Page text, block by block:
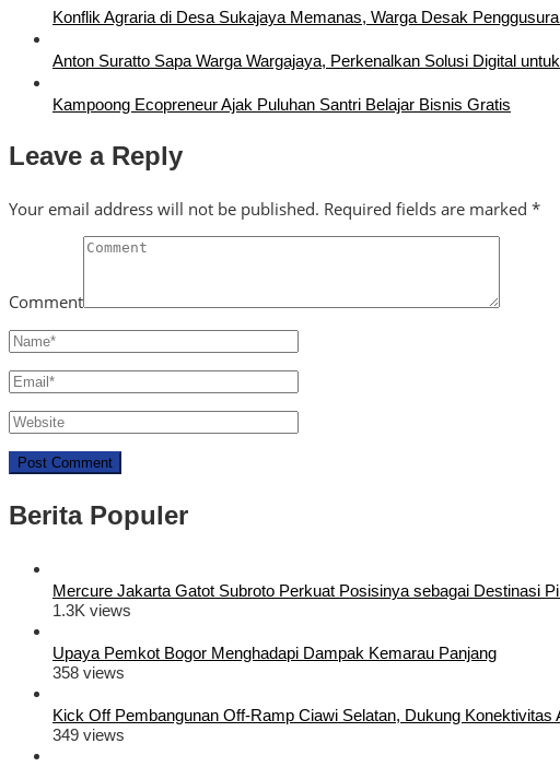
Konflik Agraria di Desa Sukajaya Memanas, Warga Desak
Anton Suratto Sapa Warga Wargajaya, Perkenalkan Solusi Digital
Kampoong Ecopreneur Ajak Puluhan Santri Belajar Bisnis Gratis
Leave a Reply
Your email address will not be published. Required fields are marked *
Comment
Berita Populer
Mercure Jakarta Gatot Subroto Perkuat Posisinya sebagai Destinasi
1.3K views
Upaya Pemkot Bogor Menghadapi Dampak Kemarau Panjang
358 views
Kick Off Pembangunan Off-Ramp Ciawi Selatan, Dukung Konektivitas
349 views